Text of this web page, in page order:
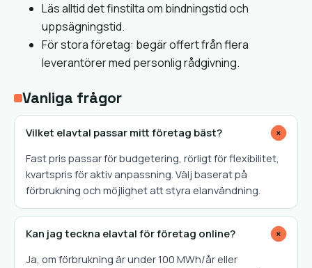
Läs alltid det finstilta om bindningstid och
uppsägningstid.
För stora företag: begär offert från flera
leverantörer med personlig rådgivning.
Vanliga frågor
Vilket elavtal passar mitt företag bäst? +
Fast pris passar för budgetering, rörligt för flexibilitet,
kvartspris för aktiv anpassning. Välj baserat på
förbrukning och möjlighet att styra elanvändning.
Kan jag teckna elavtal för företag online? +
Ja, om förbrukning är under 100 MWh/år eller